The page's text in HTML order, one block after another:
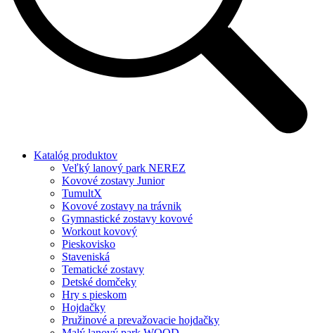
Katalóg produktov
Veľký lanový park NEREZ
Kovové zostavy Junior
TumultX
Kovové zostavy na trávnik
Gymnastické zostavy kovové
Workout kovový
Pieskovisko
Staveniská
Tematické zostavy
Detské domčeky
Hry s pieskom
Hojdačky
Pružinové a prevažovacie hojdačky